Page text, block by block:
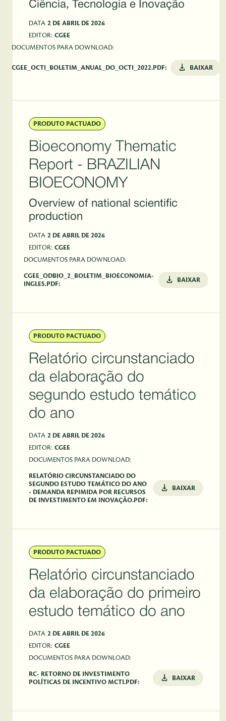
Ciência, Tecnologia e Inovação
DATA 2 DE ABRIL DE 2026
EDITOR: CGEE
DOCUMENTOS PARA DOWNLOAD:
CGEE_OCTI_BOLETIM_ANUAL_DO_OCTI_2022.PDF: BAIXAR
PRODUTO PACTUADO
Bioeconomy Thematic
Report - BRAZILIAN
BIOECONOMY
Overview of national scientific
production
DATA 2 DE ABRIL DE 2026
EDITOR: CGEE
DOCUMENTOS PARA DOWNLOAD:
CGEE_ODBIO_2_BOLETIM_BIOECONOMIA-
INGLES.PDF:
BAIXAR
PRODUTO PACTUADO
Relatório circunstanciado
da elaboração do
segundo estudo temático
do ano
DATA 2 DE ABRIL DE 2026
EDITOR: CGEE
DOCUMENTOS PARA DOWNLOAD:
RELATÓRIO CIRCUNSTANCIADO DO
SEGUNDO ESTUDO TEMÁTICO DO ANO
- DEMANDA REPIMIDA POR RECURSOS
DE INVESTIMENTO EM INOVAÇÃO.PDF:
BAIXAR
PRODUTO PACTUADO
Relatório circunstanciado
da elaboração do primeiro
estudo temático do ano
DATA 2 DE ABRIL DE 2026
EDITOR: CGEE
DOCUMENTOS PARA DOWNLOAD:
RC- RETORNO DE INVESTIMENTO
POLÍTICAS DE INCENTIVO MCTI.PDF:
BAIXAR